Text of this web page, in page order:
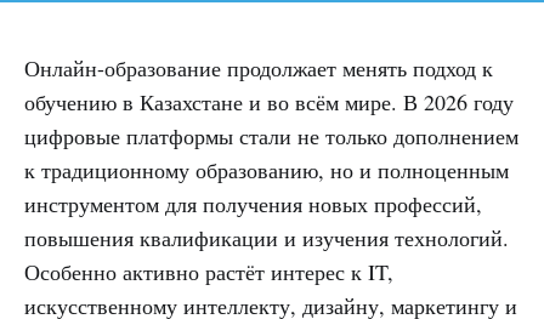
Онлайн-образование продолжает менять подход к
обучению в Казахстане и во всём мире. В 2026 году
цифровые платформы стали не только дополнением
к традиционному образованию, но и полноценным
инструментом для получения новых профессий,
повышения квалификации и изучения технологий.
Особенно активно растёт интерес к IT,
искусственному интеллекту, дизайну, маркетингу и